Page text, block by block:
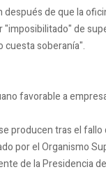
después de que la
"imposibilitado" de
cuesta soberanía".
favorable a
producen tras el
por el Organismo
de la Presidencia